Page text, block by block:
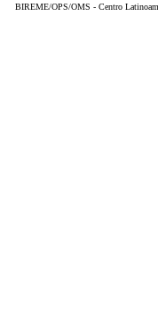
BIREME/OPS/OMS - Centro